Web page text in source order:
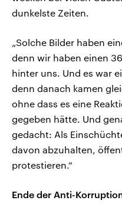
dunkelste Zeiten.
„Solche Bilder haben
denn wir haben einen
hinter uns. Und es war
denn danach kamen
ohne dass es eine
gegeben hätte. Und
gedacht: Als
davon abzuhalten,
protestieren.“
Ende der Anti-